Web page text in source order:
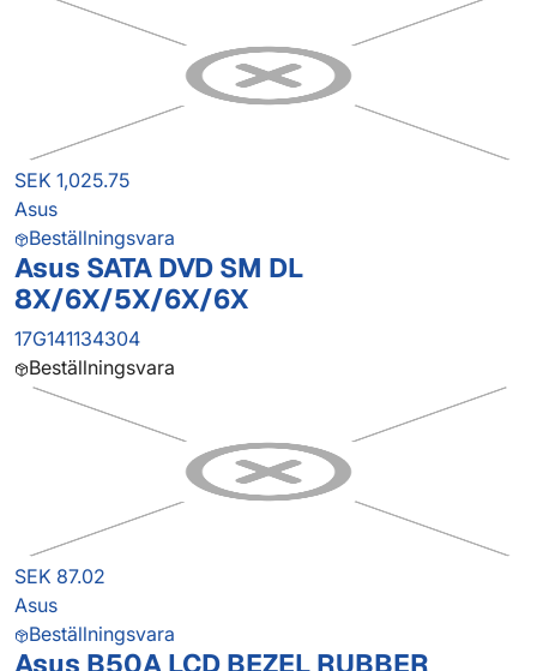
SEK 1,025.75
Asus
Beställningsvara
Asus SATA DVD SM DL
8X/6X/5X/6X/6X
17G141134304
Beställningsvara
SEK 87.02
Asus
Beställningsvara